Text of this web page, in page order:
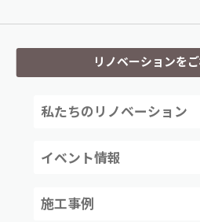
リノベーションを
私たちのリノベーション
イベント情報
施工事例